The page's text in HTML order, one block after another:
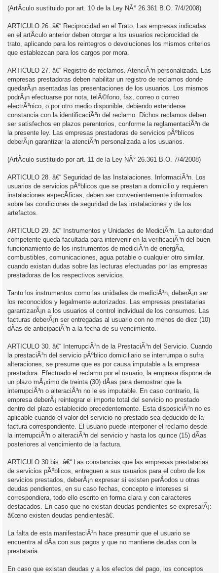
(ArtÃ­culo sustituido por art. 10 de la Ley NÂ° 26.361 B.O. 7/4/2008)
ARTICULO 26. â€“ Reciprocidad en el Trato. Las empresas indicadas
en el artÃ­culo anterior deben otorgar a los usuarios reciprocidad de
trato, aplicando para los reintegros o devoluciones los mismos criterios
que establezcan para los cargos por mora.
ARTICULO 27. â€“ Registro de reclamos. AtenciÃ³n personalizada. Las
empresas prestadoras deben habilitar un registro de reclamos donde
quedarÃ¡n asentadas las presentaciones de los usuarios. Los mismos
podrÃ¡n efectuarse por nota, telÃ©fono, fax, correo o correo
electrÃ³nico, o por otro medio disponible, debiendo extenderse
constancia con la identificaciÃ³n del reclamo. Dichos reclamos deben
ser satisfechos en plazos perentorios, conforme la reglamentaciÃ³n de
la presente ley. Las empresas prestadoras de servicios pÃºblicos
deberÃ¡n garantizar la atenciÃ³n personalizada a los usuarios.
(ArtÃ­culo sustituido por art. 11 de la Ley NÂ° 26.361 B.O. 7/4/2008)
ARTICULO 28. â€“ Seguridad de las Instalaciones. InformaciÃ³n. Los
usuarios de servicios pÃºblicos que se prestan a domicilio y requieren
instalaciones especÃ­ficas, deben ser convenientemente informados
sobre las condiciones de seguridad de las instalaciones y de los
artefactos.
ARTICULO 29. â€“ Instrumentos y Unidades de MediciÃ³n. La autoridad
competente queda facultada para intervenir en la verificaciÃ³n del buen
funcionamiento de los instrumentos de mediciÃ³n de energÃ­a,
combustibles, comunicaciones, agua potable o cualquier otro similar,
cuando existan dudas sobre las lecturas efectuadas por las empresas
prestadoras de los respectivos servicios.
Tanto los instrumentos como las unidades de mediciÃ³n, deberÃ¡n ser
los reconocidos y legalmente autorizados. Las empresas prestatarias
garantizarÃ¡n a los usuarios el control individual de los consumos. Las
facturas deberÃ¡n ser entregadas al usuario con no menos de diez (10)
dÃ­as de anticipaciÃ³n a la fecha de su vencimiento.
ARTICULO 30. â€“ InterrupciÃ³n de la PrestaciÃ³n del Servicio. Cuando
la prestaciÃ³n del servicio pÃºblico domiciliario se interrumpa o sufra
alteraciones, se presume que es por causa imputable a la empresa
prestadora. Efectuado el reclamo por el usuario, la empresa dispone de
un plazo mÃ¡ximo de treinta (30) dÃ­as para demostrar que la
interrupciÃ³n o alteraciÃ³n no le es imputable. En caso contrario, la
empresa deberÃ¡ reintegrar el importe total del servicio no prestado
dentro del plazo establecido precedentemente. Esta disposiciÃ³n no es
aplicable cuando el valor del servicio no prestado sea deducido de la
factura correspondiente. El usuario puede interponer el reclamo desde
la interrupciÃ³n o alteraciÃ³n del servicio y hasta los quince (15) dÃ­as
posteriores al vencimiento de la factura.
ARTICULO 30 bis. â€“ Las constancias que las empresas prestatarias
de servicios pÃºblicos, entreguen a sus usuarios para el cobro de los
servicios prestados, deberÃ¡n expresar si existen perÃ­odos u otras
deudas pendientes, en su caso fechas, concepto e intereses si
correspondiera, todo ello escrito en forma clara y con caracteres
destacados. En caso que no existan deudas pendientes se expresarÃ¡:
â€œno existen deudas pendientesâ€.
La falta de esta manifestaciÃ³n hace presumir que el usuario se
encuentra al dÃ­a con sus pagos y que no mantiene deudas con la
prestataria.
En caso que existan deudas y a los efectos del pago, los conceptos